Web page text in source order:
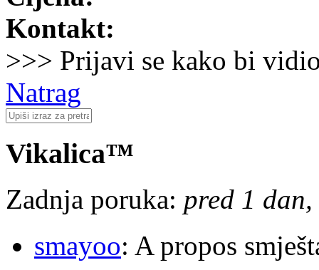
Kontakt:
>>> Prijavi se kako bi
Natrag
Vikalica™
Zadnja poruka: pred 1
smayoo: A propos